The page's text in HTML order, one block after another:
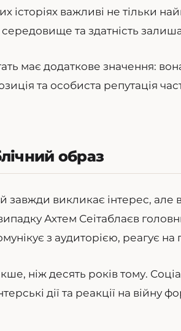
історіях важливі не тільки
та здатність
має додаткове значення:
та особиста репутація
образ
викликає інтерес, але в
Ахтем Сеітаблаєв
з аудиторією, реагує
ніж десять років тому.
дії та реакції на